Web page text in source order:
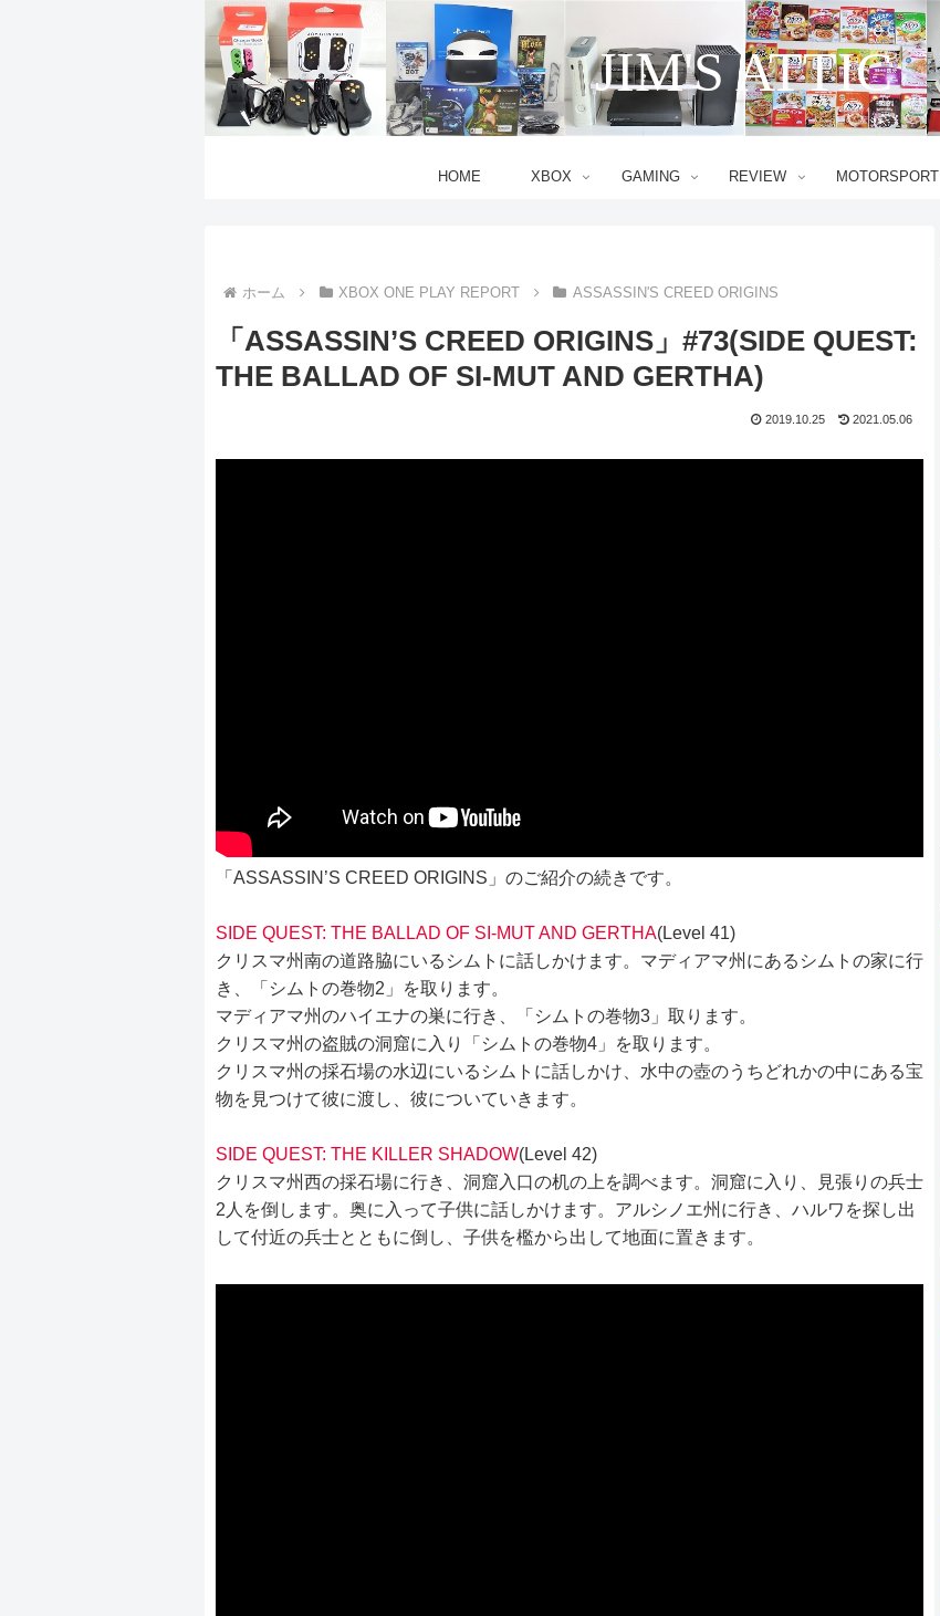
JIM'S ATTIC
HOME XBOX GAMING REVIEW MOTORSPORT
ホーム XBOX ONE PLAY REPORT ASSASSIN'S CREED ORIGINS
「ASSASSIN’S CREED ORIGINS」#73(SIDE QUEST:
THE BALLAD OF SI-MUT AND GERTHA)
2019.10.25 2021.05.06
「ASSASSIN’S CREED ORIGINS」のご紹介の続きです。
SIDE QUEST: THE BALLAD OF SI-MUT AND GERTHA(Level 41)
クリスマ州南の道路脇にいるシムトに話しかけます。マディアマ州にあるシムトの家に行
き、「シムトの巻物2」を取ります。
マディアマ州のハイエナの巣に行き、「シムトの巻物3」取ります。
クリスマ州の盗賊の洞窟に入り「シムトの巻物4」を取ります。
クリスマ州の採石場の水辺にいるシムトに話しかけ、水中の壺のうちどれかの中にある宝
物を見つけて彼に渡し、彼についていきます。
SIDE QUEST: THE KILLER SHADOW(Level 42)
クリスマ州西の採石場に行き、洞窟入口の机の上を調べます。洞窟に入り、見張りの兵士
2人を倒します。奥に入って子供に話しかけます。アルシノエ州に行き、ハルワを探し出
して付近の兵士とともに倒し、子供を檻から出して地面に置きます。